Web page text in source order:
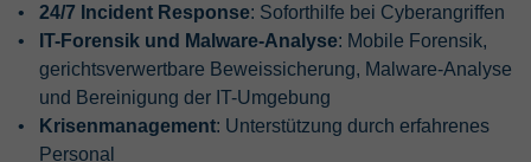
24/7 Incident Response: Soforthilfe bei Cyberangriffen
IT-Forensik und Malware-Analyse: Mobile Forensik,
gerichtsverwertbare Beweissicherung, Malware-Analyse
und Bereinigung der IT-Umgebung
Krisenmanagement: Unterstützung durch erfahrenes
Personal